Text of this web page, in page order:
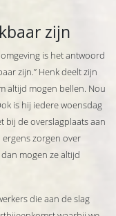
zijn
is het antwoord
zijn.” Henk deelt zijn
altijd mogen bellen. Nou
is hij iedere woensdag
bij de overslagplaats aan
ergens zorgen over
mogen ze altijd
die aan de slag